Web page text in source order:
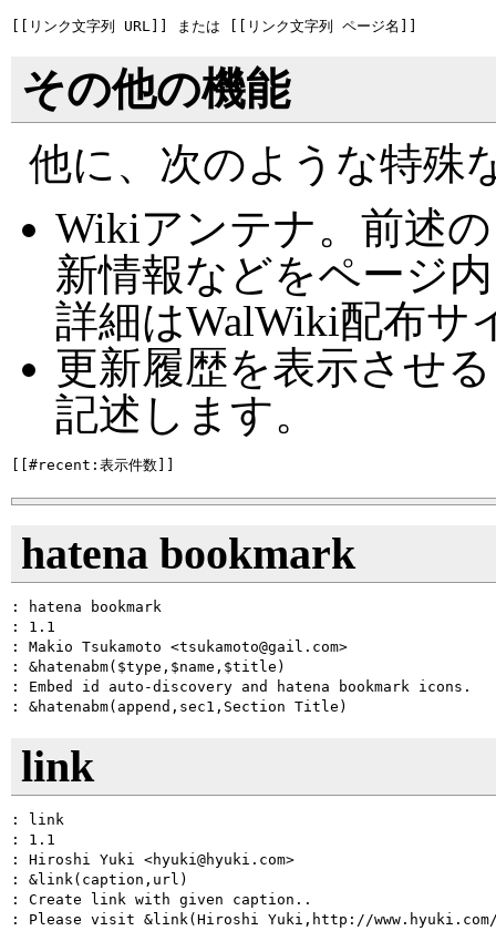
その他の機能
他に、次のような特殊
Wikiアンテナ。前述
新情報などをページ
詳細はWalWiki配布サ
更新履歴を表示させ
記述します。
hatena bookmark
: hatena bookmark
: 1.1
: Makio Tsukamoto <tsukamoto@gail.com>
: &hatenabm($type,$name,$title)
: Embed id auto-discovery and hatena bookmark icons.
link
: link
: 1.1
: Hiroshi Yuki <hyuki@hyuki.com>
: &link(caption,url)
: Create link with given caption..